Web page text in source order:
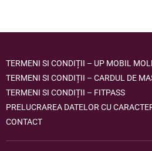
TERMENI SI CONDIȚII – UP MOBIL
TERMENI SI CONDIȚII – CARDUL DE
TERMENI SI CONDIȚII – FITPASS
PRELUCRAREA DATELOR CU
CONTACT